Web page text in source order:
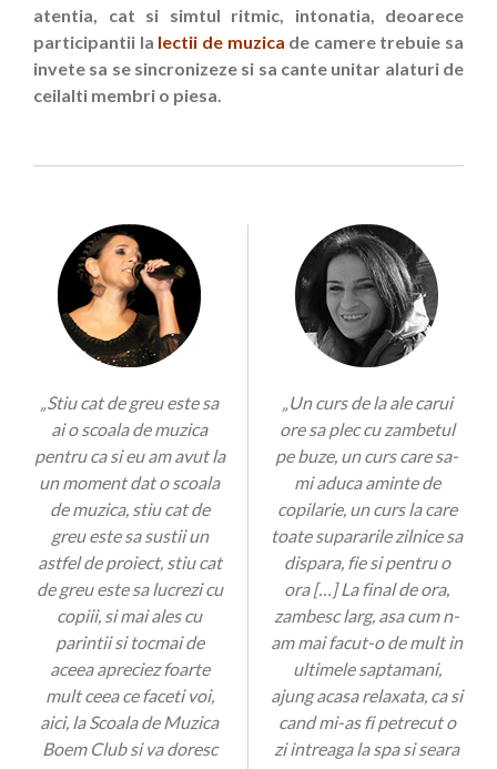
atentia, cat si simtul ritmic, intonatia, deoarece
participantii la lectii de muzica de camere trebuie sa
invete sa se sincronizeze si sa cante unitar alaturi de
ceilalti membri o piesa.
„Stiu cat de greu este sa
ai o scoala de muzica
pentru ca si eu am avut la
un moment dat o scoala
de muzica, stiu cat de
greu este sa sustii un
astfel de proiect, stiu cat
de greu este sa lucrezi cu
copiii, si mai ales cu
parintii si tocmai de
aceea apreciez foarte
mult ceea ce faceti voi,
aici, la Scoala de Muzica
Boem Club si va doresc
„Un curs de la ale carui
ore sa plec cu zambetul
pe buze, un curs care sa-
mi aduca aminte de
copilarie, un curs la care
toate supararile zilnice sa
dispara, fie si pentru o
ora […] La final de ora,
zambesc larg, asa cum n-
am mai facut-o de mult in
ultimele saptamani,
ajung acasa relaxata, ca si
cand mi-as fi petrecut o
zi intreaga la spa si seara